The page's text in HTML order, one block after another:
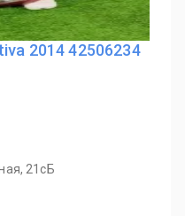
2014 42506234
21сБ